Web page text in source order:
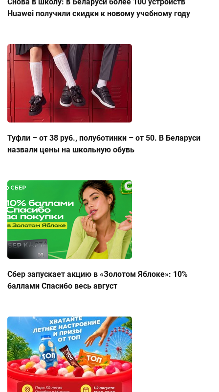
Huawei получили скидки к новому учебному году
Туфли – от 38 руб., полуботинки – от 50. В Беларуси
назвали цены на школьную обувь
Сбер запускает акцию в «Золотом Яблоке»: 10%
баллами Спасибо весь август